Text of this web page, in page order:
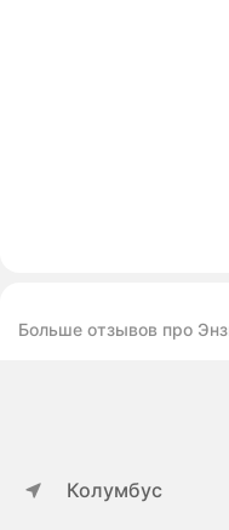
Больше отзывов про
Колумбус